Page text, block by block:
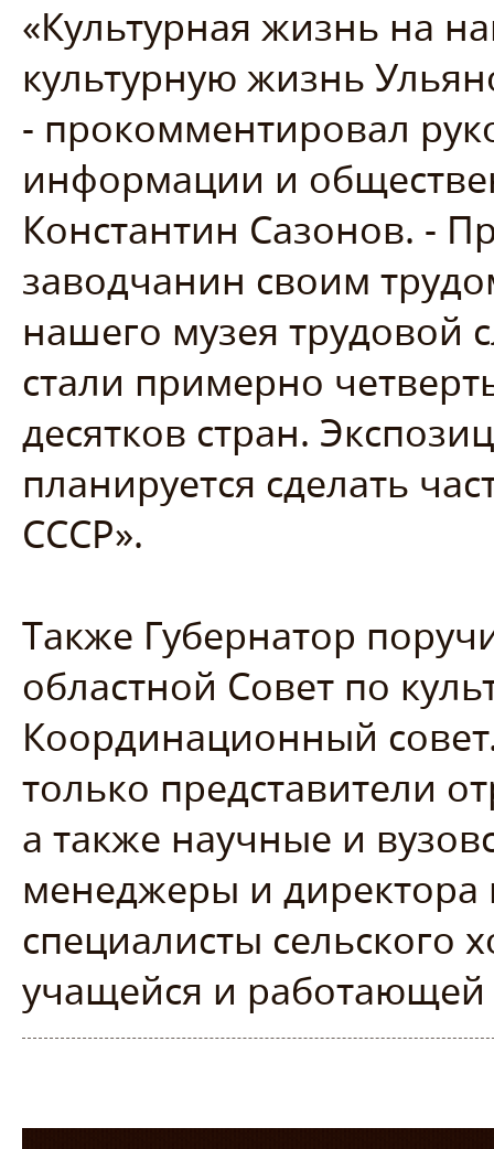
«Культурная жизнь на
культурную жизнь
- прокомментировал
информации и
Константин Сазонов. -
заводчанин своим
нашего музея трудовой
стали примерно
десятков стран.
планируется сделать
СССР».
Также Губернатор
областной Совет по
Координационный
только представители
а также научные и
менеджеры и
специалисты сельского
учащейся и